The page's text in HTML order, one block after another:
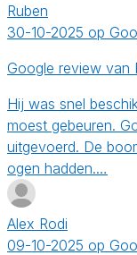
Ruben
30-10-2025 op
Google review van
Hij was snel
moest gebeuren.
uitgevoerd. De
ogen hadden.…
Alex Rodi
09-10-2025 op